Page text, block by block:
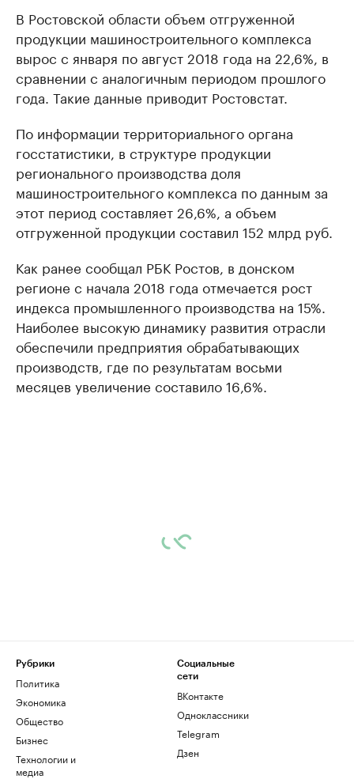
В Ростовской области объем отгруженной
продукции машиностроительного комплекса
вырос с января по август 2018 года на 22,6%, в
сравнении с аналогичным периодом прошлого
года. Такие данные приводит Ростовстат.
По информации территориального органа
госстатистики, в структуре продукции
регионального производства доля
машиностроительного комплекса по данным за
этот период составляет 26,6%, а объем
отгруженной продукции составил 152 млрд руб.
Как ранее сообщал РБК Ростов, в донском
регионе с начала 2018 года отмечается рост
индекса промышленного производства на 15%.
Наиболее высокую динамику развития отрасли
обеспечили предприятия обрабатывающих
производств, где по результатам восьми
месяцев увеличение составило 16,6%.
Рубрики
Политика
Экономика
Общество
Бизнес
Технологии и
медиа
Социальные
сети
ВКонтакте
Одноклассники
Telegram
Дзен